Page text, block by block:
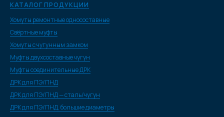
КАТАЛОГ ПРОДУКЦИИ
Хомуты ремонтные односоставные
Свёртные муфты
Хомуты с чугунным замком
Муфты двухсоставные чугун
Муфты соединительные ДРК
ДРК для ПЭ/ПНД
ДРК для ПЭ/ПНД — сталь/чугун
ДРК для ПЭ/ПНД, большие диаметры